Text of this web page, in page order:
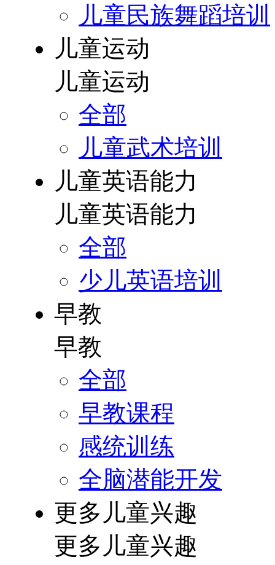
儿童民族舞蹈培训
儿童运动
儿童运动
全部
儿童武术培训
儿童英语能力
儿童英语能力
全部
少儿英语培训
早教
早教
全部
早教课程
感统训练
全脑潜能开发
更多儿童兴趣
更多儿童兴趣